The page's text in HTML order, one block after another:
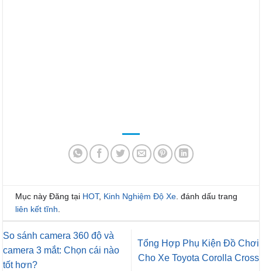
Mục này Đăng tại HOT, Kinh Nghiệm Độ Xe . đánh dấu trang
liên kết tĩnh
So sánh camera 360 độ và
camera 3 mắt: Chọn cái nào
tốt hơn?
Tổng Hợp Phụ Kiện Đồ Chơi
Cho Xe Toyota Corolla Cross